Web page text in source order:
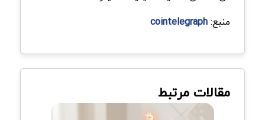
منبع:cointelegraph
مقالات مرتبط